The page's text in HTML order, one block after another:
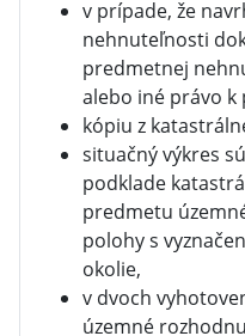
v prípade, že
nehnuteľnosti
predmetnej
alebo iné právo k
kópiu z
situačný výkres
podklade
predmetu
polohy s
okolie,
v dvoch
územné